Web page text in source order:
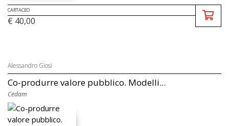
CARTACEO
€ 40,00
Alessandro Giosi
Co-produrre valore pubblico. Modelli...
Cedam